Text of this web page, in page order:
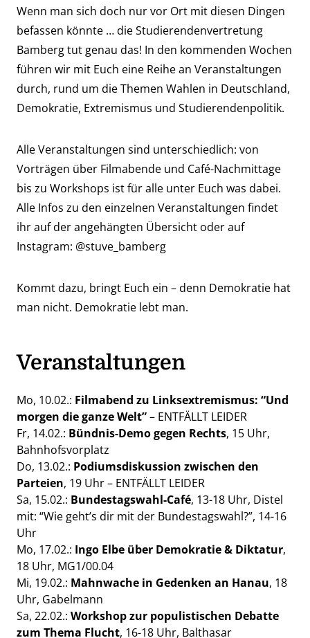
Wenn man sich doch nur vor Ort mit diesen Dingen
befassen könnte … die Studierendenvertretung
Bamberg tut genau das! In den kommenden Wochen
führen wir mit Euch eine Reihe an Veranstaltungen
durch, rund um die Themen Wahlen in Deutschland,
Demokratie, Extremismus und Studierendenpolitik.
Alle Veranstaltungen sind unterschiedlich: von
Vorträgen über Filmabende und Café-Nachmittage
bis zu Workshops ist für alle unter Euch was dabei.
Alle Infos zu den einzelnen Veranstaltungen findet
ihr auf der angehängten Übersicht oder auf
Instagram: @stuve_bamberg
Kommt dazu, bringt Euch ein – denn Demokratie hat
man nicht. Demokratie lebt man.
Veranstaltungen
Mo, 10.02.: Filmabend zu Linksextremismus: “Und
morgen die ganze Welt”– ENTFÄLLT LEIDER
Fr, 14.02.: Bündnis-Demo gegen Rechts, 15 Uhr,
Bahnhofsvorplatz
Do, 13.02.: Podiumsdiskussion zwischen den
Parteien, 19 Uhr – ENTFÄLLT LEIDER
Sa, 15.02.: Bundestagswahl-Café, 13-18 Uhr, Distel
mit: “Wie geht’s dir mit der Bundestagswahl?”, 14-16
Uhr
Mo, 17.02.: Ingo Elbe über Demokratie & Diktatur,
18 Uhr, MG1/00.04
Mi, 19.02.: Mahnwache in Gedenken an Hanau, 18
Uhr, Gabelmann
Sa, 22.02.: Workshop zur populistischen Debatte
zum Thema Flucht, 16-18 Uhr, Balthasar